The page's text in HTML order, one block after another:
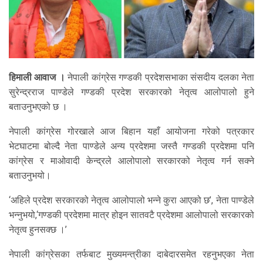
हिमाली आवाज । नेपाली कांग्रेस गण्डकी प्रदेशसभाका संसदीय दलका नेता
सुरेन्द्रराज पाण्डेले गण्डकी प्रदेश सरकारको नेतृत्व आलोपालो हुने
बताउनुभएको छ ।
नेपाली कांग्रेस गोरखाले आज बिहान यहाँ आयोजना गरेको पत्रकार
भेटघाटमा बोल्दै नेता पाण्डेले अन्य प्रदेशमा जस्तै गण्डकी प्रदेशमा पनि
कांग्रेस र माओवादी केन्द्रले आलोपालो सरकारको नेतृत्व गर्न सक्ने
बताउनुभयो।
‘अहिले प्रदेश सरकारको नेतृत्व आलोपालो भन्ने कुरा आएको छ’, नेता पाण्डेले
भन्नुभयो,‘गण्डकी प्रदेशमा मात्र होइन सातवटै प्रदेशमा आलोपालो सरकारको
नेतृत्व हुनसक्छ ।’
नेपाली कांग्रेसका तर्फबाट मुख्यमन्त्रीका दाबेदारसमेत रहनुभएका नेता